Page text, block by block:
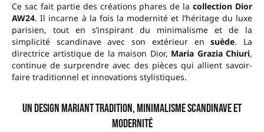
Ce sac fait partie des créations phares de lacollection Dior
AW24. Il incarne à la fois la modernité et l’héritage du luxe
parisien, tout en s’inspirant du minimalisme et de la
simplicité scandinave avec son extérieur ensuède. La
directrice artistique de la maison Dior, Maria Grazia Chiuri,
continue de surprendre avec des pièces qui allient savoir-
faire traditionnel et innovations stylistiques.
Un Design Mariant Tradition, Minimalisme Scandinave et
Modernité